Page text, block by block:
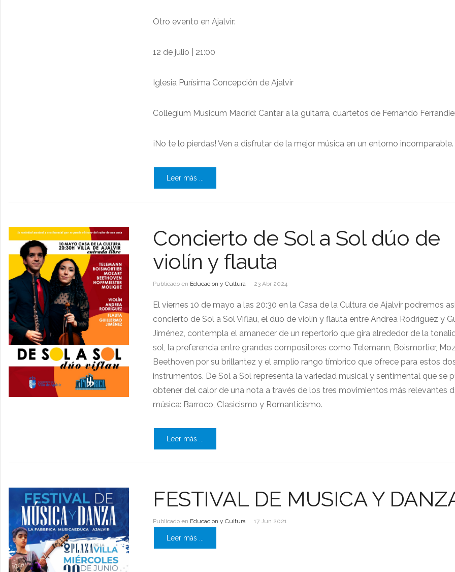
Otro evento en Ajalvir:
12 de julio | 21:00
Iglesia Purísima Concepción de Ajalvir
Collegium Musicum Madrid: Cantar a la guitarra, cuartetos de Fernando
¡No te lo pierdas! Ven a disfrutar de la mejor música en un entorno incomparable.
Leer más ...
Concierto de Sol a Sol dúo de
violín y flauta
Publicado en Educacion y Cultura 23 Abr 2024
El viernes 10 de mayo a las 20:30 en la Casa de la Cultura de Ajalvir podremos
concierto de Sol a Sol Viflau, el dúo de violín y flauta entre Andrea Rodríguez y
Jiménez, contempla el amanecer de un repertorio que gira alrededor de la
sol, la preferencia entre grandes compositores como Telemann, Boismortier,
Beethoven por su brillantez y el amplio rango tímbrico que ofrece para estos
instrumentos. De Sol a Sol representa la variedad musical y sentimental que se
obtener del calor de una nota a través de los tres movimientos más relevantes
música: Barroco, Clasicismo y Romanticismo.
Leer más ...
FESTIVAL DE MUSICA Y
Publicado en Educacion y Cultura 17 Jun 2021
Leer más ...